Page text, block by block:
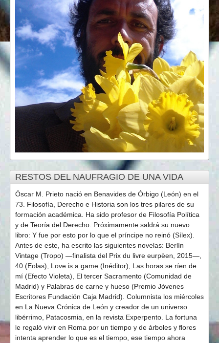
RESTOS DEL NAUFRAGIO DE UNA VIDA
Óscar M. Prieto nació en Benavides de Órbigo (León) en el
73. Filosofía, Derecho e Historia son los tres pilares de su
formación académica. Ha sido profesor de Filosofía Política
y de Teoría del Derecho. Próximamente saldrá su nuevo
libro: Y fue por esto por lo que el príncipe no reinó (Sílex).
Antes de este, ha escrito las siguientes novelas: Berlín
Vintage (Tropo) —finalista del Prix du livre eurpèen, 2015—,
40 (Eolas), Love is a game (Inéditor), Las horas se ríen de
mí (Efecto Violeta), El tercer Sacramento (Comunidad de
Madrid) y Palabras de carne y hueso (Premio Jóvenes
Escritores Fundación Caja Madrid). Columnista los miércoles
en La Nueva Crónica de León y creador de un universo
libérrimo, Patacosmia, en la revista Experpento. La fortuna
le regaló vivir en Roma por un tiempo y de árboles y flores
intenta aprender lo que es el tiempo, ese tiempo ahora